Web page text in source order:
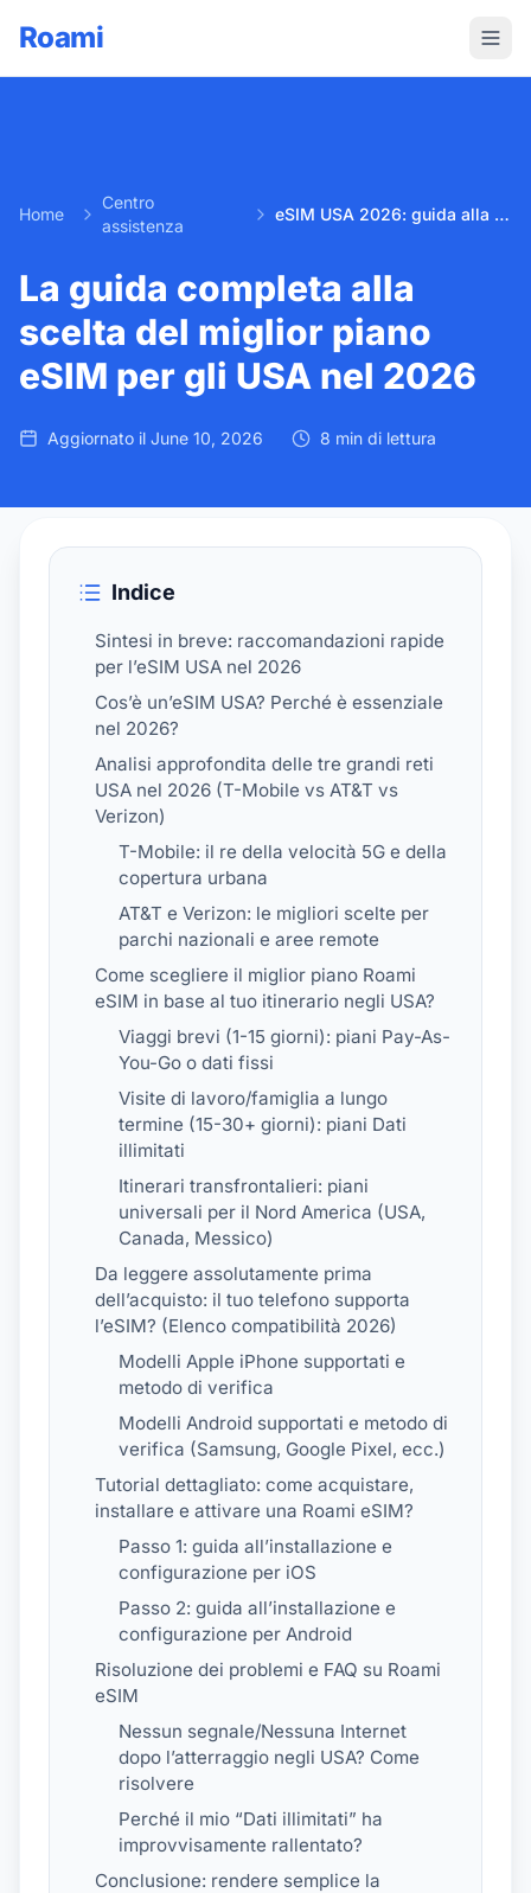
Roami
Home
Centro
assistenza
eSIM USA 2026: guida alla scelta del miglior piano
La guida completa alla
scelta del miglior piano
eSIM per gli USA nel 2026
Aggiornato il June 10, 2026 8 min di lettura
Indice
Sintesi in breve: raccomandazioni rapide
per l’eSIM USA nel 2026
Cos’è un’eSIM USA? Perché è essenziale
nel 2026?
Analisi approfondita delle tre grandi reti
USA nel 2026 (T-Mobile vs AT&T vs
Verizon)
T-Mobile: il re della velocità 5G e della
copertura urbana
AT&T e Verizon: le migliori scelte per
parchi nazionali e aree remote
Come scegliere il miglior piano Roami
eSIM in base al tuo itinerario negli USA?
Viaggi brevi (1-15 giorni): piani Pay-As-
You-Go o dati fissi
Visite di lavoro/famiglia a lungo
termine (15-30+ giorni): piani Dati
illimitati
Itinerari transfrontalieri: piani
universali per il Nord America (USA,
Canada, Messico)
Da leggere assolutamente prima
dell’acquisto: il tuo telefono supporta
l’eSIM? (Elenco compatibilità 2026)
Modelli Apple iPhone supportati e
metodo di verifica
Modelli Android supportati e metodo di
verifica (Samsung, Google Pixel, ecc.)
Tutorial dettagliato: come acquistare,
installare e attivare una Roami eSIM?
Passo 1: guida all’installazione e
configurazione per iOS
Passo 2: guida all’installazione e
configurazione per Android
Risoluzione dei problemi e FAQ su Roami
eSIM
Nessun segnale/Nessuna Internet
dopo l’atterraggio negli USA? Come
risolvere
Perché il mio “Dati illimitati” ha
improvvisamente rallentato?
Conclusione: rendere semplice la